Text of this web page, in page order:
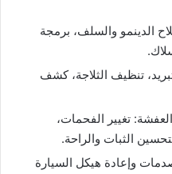
الدينمو والسلف، برمجة
تنظيف الثلاجة، كشف
تغيير الفحمات،
الثبات والراحة.
وإعادة هيكل السيارة